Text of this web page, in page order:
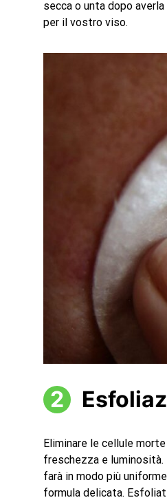
secca o unta dopo
per il vostro viso.
Eliminare le cellule
freschezza e
farà in modo più
formula delicata.